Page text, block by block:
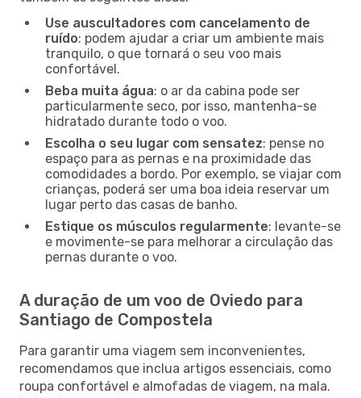
Use auscultadores com cancelamento de
ruído: podem ajudar a criar um ambiente mais
tranquilo, o que tornará o seu voo mais
confortável.
Beba muita água: o ar da cabina pode ser
particularmente seco, por isso, mantenha-se
hidratado durante todo o voo.
Escolha o seu lugar com sensatez: pense no
espaço para as pernas e na proximidade das
comodidades a bordo. Por exemplo, se viajar com
crianças, poderá ser uma boa ideia reservar um
lugar perto das casas de banho.
Estique os músculos regularmente: levante-se
e movimente-se para melhorar a circulação das
pernas durante o voo.
A duração de um voo de Oviedo para
Santiago de Compostela
Para garantir uma viagem sem inconvenientes,
recomendamos que inclua artigos essenciais, como
roupa confortável e almofadas de viagem, na mala.